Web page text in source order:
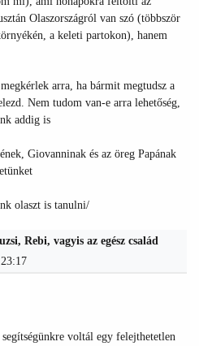
Olaszországról van szó (többször
a keleti partokon), hanem
arra, ha bármit megtudsz a
Nem tudom van-e arra lehetőség,
addig is
Giovanninak és az öreg Papának
olaszt is tanulni/
Rebi, vagyis az egész család
voltál egy felejthetetlen